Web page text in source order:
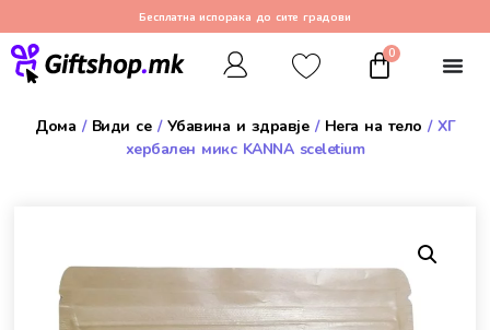
Бесплатна испорака до сите градови
0
Дома / Види се/ Убавина и здравје/ Нега на тело / ХГ
хербален микс KANNA sceletium